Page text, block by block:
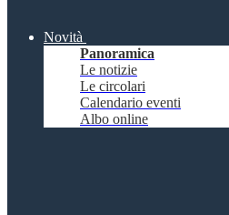
Novità
Panoramica
Le notizie
Le circolari
Calendario eventi
Albo online